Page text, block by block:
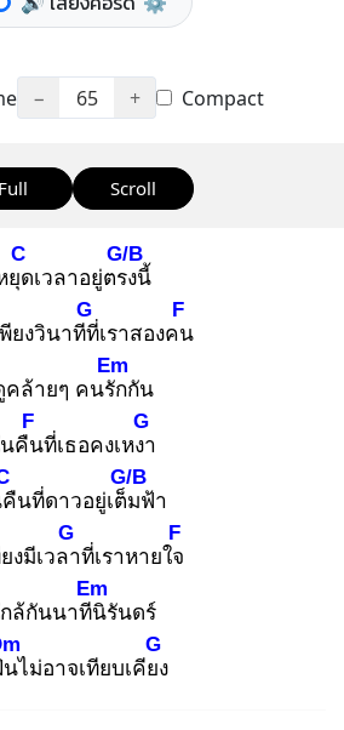
− 65 + Compact
Full Scroll
ยุด
C
เวลาอยู่ตรง
G/B
นี้
พียงวินาทีที่
G
เราสองคน
F
คล้ายๆ คนรัก
Em
กัน
คืน
F
ที่เธอคงเหงา
G
นที่ดาวอยู่เต็ม
G/B
ฟ้า
งมีเวลา
G
ที่เราหายใจ
F
ล้กันนาทีนิ
Em
รันดร์
นไม่อาจเทียบเคียง
G